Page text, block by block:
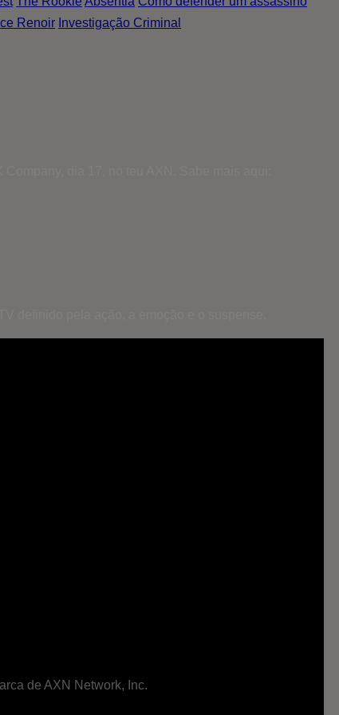
Renoir Investigação Criminal
de AXN Network, Inc.